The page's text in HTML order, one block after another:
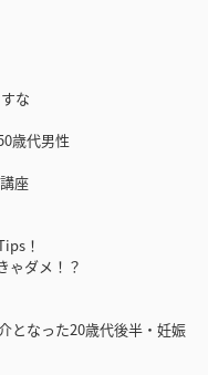
な
歳代男性
座
！
ゃダメ！？
となった20歳代後半・妊娠